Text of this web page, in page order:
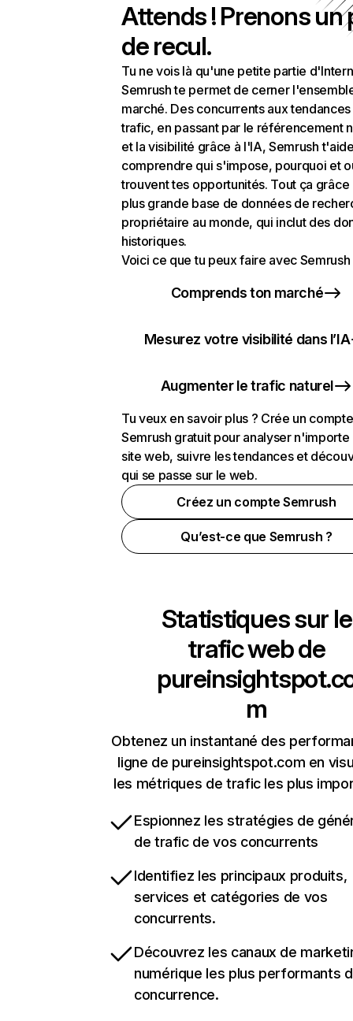
Attends ! Prenons un
de recul.
Tu ne vois là qu'une petite partie
Semrush te permet de cerner
marché. Des concurrents aux
trafic, en passant par le référencement
et la visibilité grâce à l'IA, Semrush
comprendre qui s'impose, pourquoi et
trouvent tes opportunités. Tout ça grâce
plus grande base de données de
propriétaire au monde, qui inclut des
historiques.
Voici ce que tu peux faire avec Semrush
Comprends ton marché
Mesurez votre visibilité dans l’IA
Augmenter le trafic naturel
Tu veux en savoir plus ? Crée un compte
Semrush gratuit pour analyser n'importe
site web, suivre les tendances et
qui se passe sur le web.
Créez un compte Semrush
Qu’est-ce que Semrush ?
Statistiques sur le
trafic web de
m
Obtenez un instantané des
ligne de pureinsightspot.com en
les métriques de trafic les plus
Espionnez les stratégies de
de trafic de vos concurrents
Identifiez les principaux produits,
services et catégories de vos
concurrents.
Découvrez les canaux de
numérique les plus performants
concurrence.